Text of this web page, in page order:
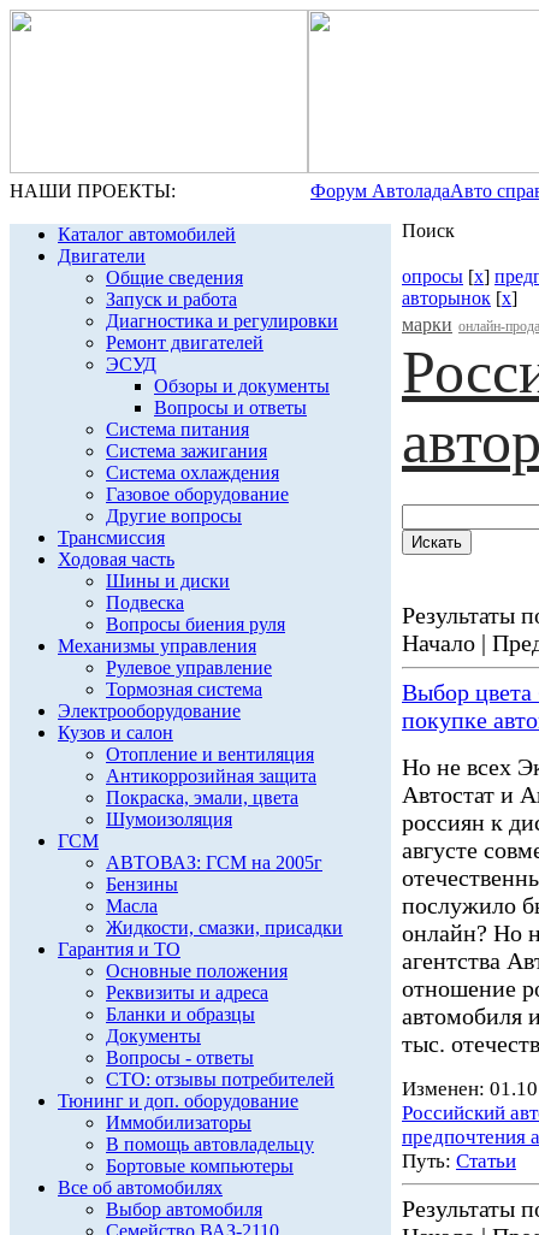
НАШИ ПРОЕКТЫ: Форум АвтоладаАвто
Каталог автомобилей
Двигатели
Общие сведения
Запуск и работа
Диагностика и регулировки
Ремонт двигателей
ЭСУД
Обзоры и документы
Вопросы и ответы
Система питания
Система зажигания
Система охлаждения
Газовое оборудование
Другие вопросы
Трансмиссия
Ходовая часть
Шины и диски
Подвеска
Вопросы биения руля
Механизмы управления
Рулевое управление
Тормозная система
Электрооборудование
Кузов и салон
Отопление и вентиляция
Антикоррозийная защита
Покраска, эмали, цвета
Шумоизоляция
ГСМ
АВТОВАЗ: ГСМ на 2005г
Бензины
Масла
Жидкости, смазки, присадки
Гарантия и ТО
Основные положения
Реквизиты и адреса
Бланки и образцы
Документы
Вопросы - ответы
СТО: отзывы потребителей
Тюнинг и доп. оборудование
Иммобилизаторы
В помощь автовладельцу
Бортовые компьютеры
Все об автомобилях
Выбор автомобиля
Семейство ВАЗ-2110
Поиск
опросы [x]
авторынок [x]
марки онлайн-
Результаты
Начало |
Выбор цвета
покупке
Но не всех
Автостат и
россиян к
августе
послужило
онлайн? Но
агентства
отношение
автомобиля
тыс.
Изменен:
Российский
предпочтения
Путь: Статьи
Результаты